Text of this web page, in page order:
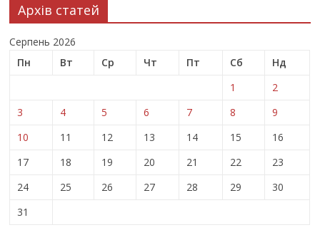
Архів статей
Серпень 2026
Пн
Вт Ср Чт Пт Сб
Нд
1
2
3
4 5 6 7 8
9
10
11 12 13 14 15
16
17
18 19 20 21 22
23
24
25 26 27 28 29
30
31